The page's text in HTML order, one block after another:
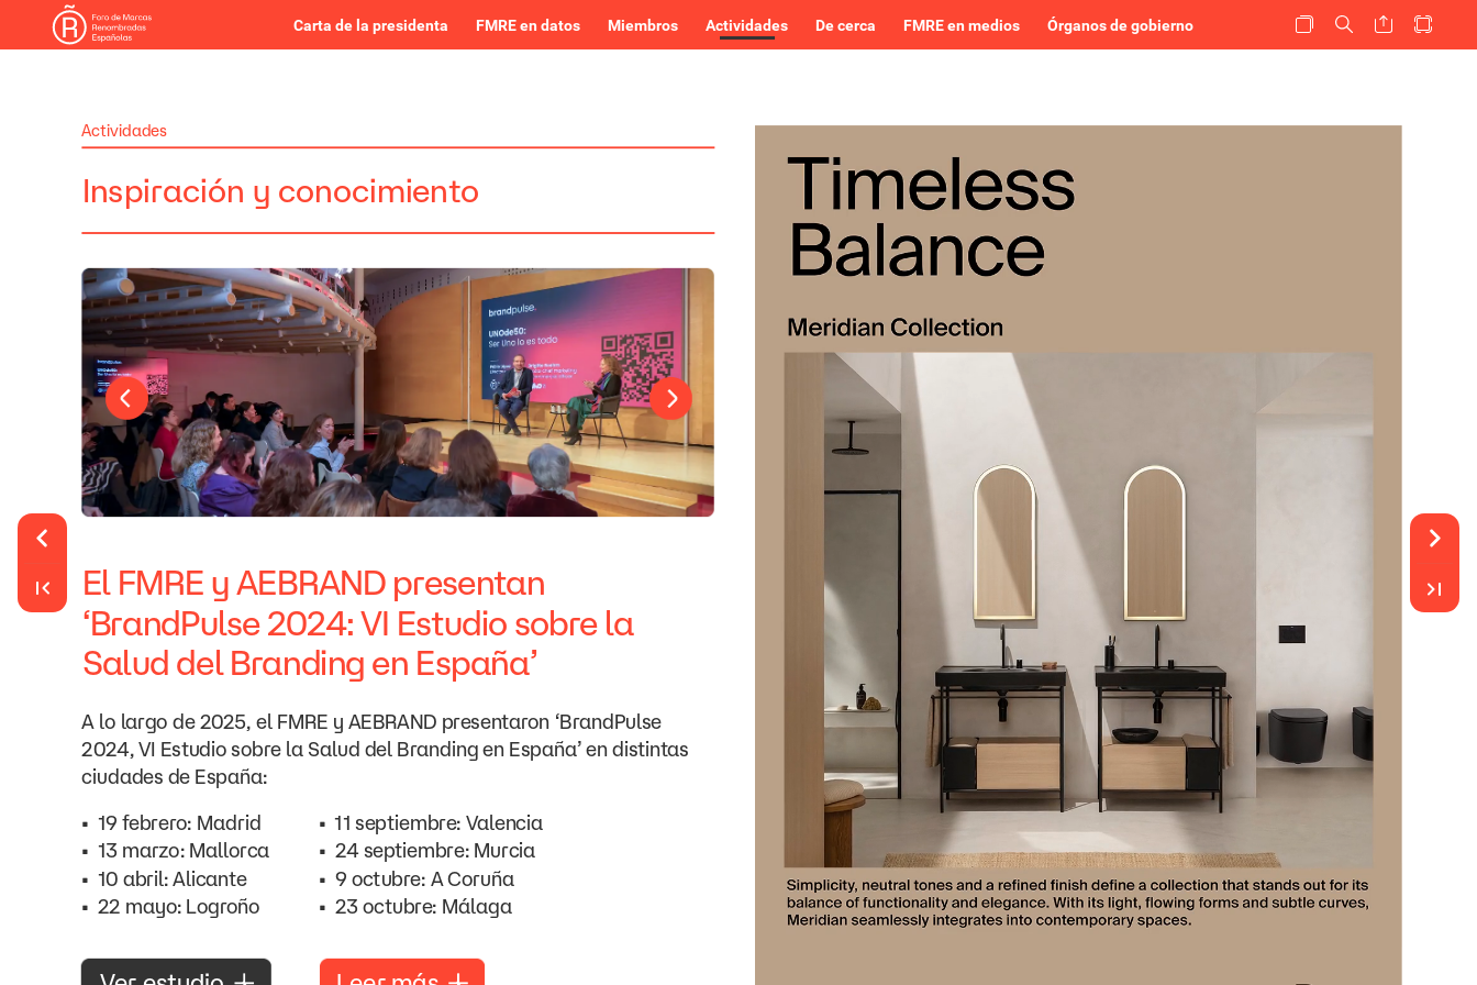
Carta de la presidenta FMRE en datos Miembros Actividades De cerca FMRE en medios Órganos de gobierno
El FMRE yAEBRAND presentan
‘BrandPulse 2024:VI Estudio sobre la
Salud del Branding en España’
A lo largo de 2025, el FMRE y AEBRAND presentaron ‘BrandPulse
2024, VI Estudiosobre la Salud del Branding en España’ en distintas
ciudades de España:
• 19 febrero: Madrid
• 13 marzo: Mallorca
• 10 abril: Alicante
• 22 mayo: Logroño
• 11 septiembre: Valencia
• 24 septiembre: Murcia
• 9 octubre: ACoruña
• 23 octubre: Málaga
Actividades
Inspiración y conocimiento